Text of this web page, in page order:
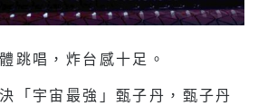
跳唱，炸台感十足。
「宇宙最強」甄子丹，甄子丹